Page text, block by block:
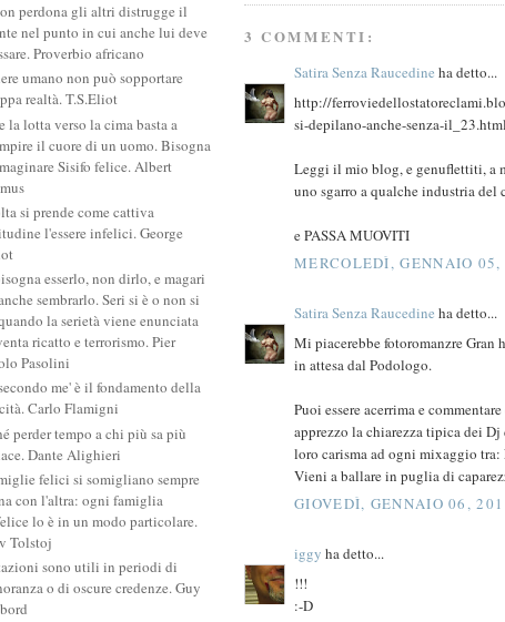
3 COMMENTI:
Satira Senza Raucedine ha detto...
http://
si-depilano-anche-senza-il_23.html
Leggi il mio blog, e genuflettiti, a
uno sgarro a qualche industria del
e PASSA MUOVITI
MERCOLEDÌ, GENNAIO
Satira Senza Raucedine ha detto...
Mi piacerebbe fotoromanzre Gran
in attesa dal Podologo.
Puoi essere acerrima e
apprezzo la chiarezza tipica dei
loro carisma ad ogni mixaggio tra:
Vieni a ballare in puglia di
GIOVEDÌ, GENNAIO 06,
iggy ha detto...
!!!
:-D
perdona gli altri distrugge il
nel punto in cui anche lui deve
Proverbio africano
umano non può sopportare
realtà. T.S.Eliot
la lotta verso la cima basta a
il cuore di un uomo. Bisogna
Sisifo felice. Albert
si prende come cattiva
l'essere infelici. George
esserlo, non dirlo, e magari
sembrarlo. Seri si è o non si
la serietà viene enunciata
ricatto e terrorismo. Pier
Pasolini
me' è il fondamento della
Carlo Flamigni
perder tempo a chi più sa più
Dante Alighieri
felici si somigliano sempre
con l'altra: ogni famiglia
lo è in un modo particolare.
Tolstoj
sono utili in periodi di
o di oscure credenze. Guy